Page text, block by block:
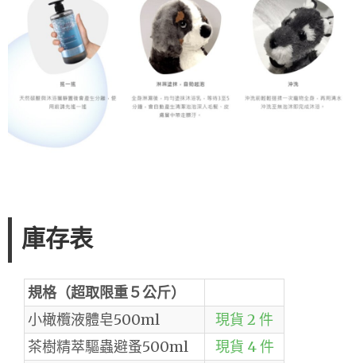
庫存表
規格（超取限重５公斤）
小橄欖液體皂500ml
現貨 2 件
茶樹精萃驅蟲避蚤500ml
現貨 4 件